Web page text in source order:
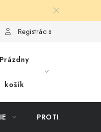
Moja objednávka
Registrácia
Prázdny
košík